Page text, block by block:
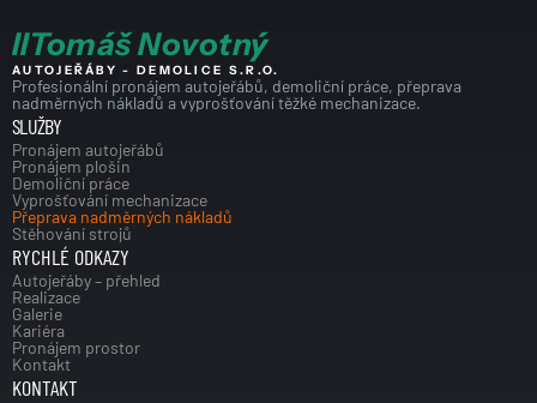
IITomáš Novotný
AUTOJEŘÁBY - DEMOLICE S.R.O.
Profesionální pronájem autojeřábů, demoliční práce, přeprava
nadměrných nákladů a vyprošťování těžké mechanizace.
SLUŽBY
Pronájem autojeřábů
Pronájem plošin
Demoliční práce
Vyprošťování mechanizace
Přeprava nadměrných nákladů
Stěhování strojů
RYCHLÉ ODKAZY
Autojeřáby – přehled
Realizace
Galerie
Kariéra
Pronájem prostor
Kontakt
KONTAKT